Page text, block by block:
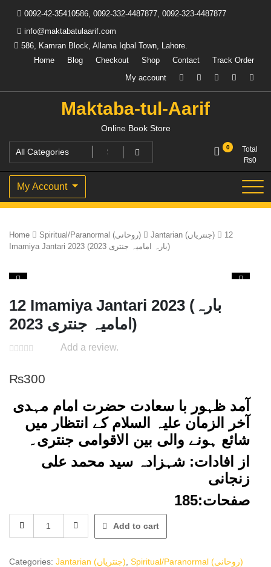
content
0092-42-35410586, 0092-332-4487877, 0092-323-4487877
info@maktabatulaarif.com
586, Kamran Block, Allama Iqbal Town, Lahore.
Home
Blog Checkout Shop Contact
Track Order
My account
Maktaba-tul-Aarif
Online Book Store
0
Total
₨0
My Account
Home Spiritual/Paranormal (روحانی) Jantarian (جنتریاں)
Imamiya Jantari 2023 (بارہ امامیہ جنتری 2023)
12 Imamiya Jantari 2023 (بارہ
امامیہ جنتری 2023)
Add a review.
₨300
آمد ظہور با سعادت حضرت امام مہدی
آخر الزمان علیہ السلام کے انتظار میں
شائع ہونے والی بین الاقوامی جنتری۔
از افادات: شہزادہ سید محمد علی
زنجانی
صفحات:185
Imamiya
2023
Add to cart
Categories: Jantarian (جنتریاں) Spiritual/Paranormal (روحانی)